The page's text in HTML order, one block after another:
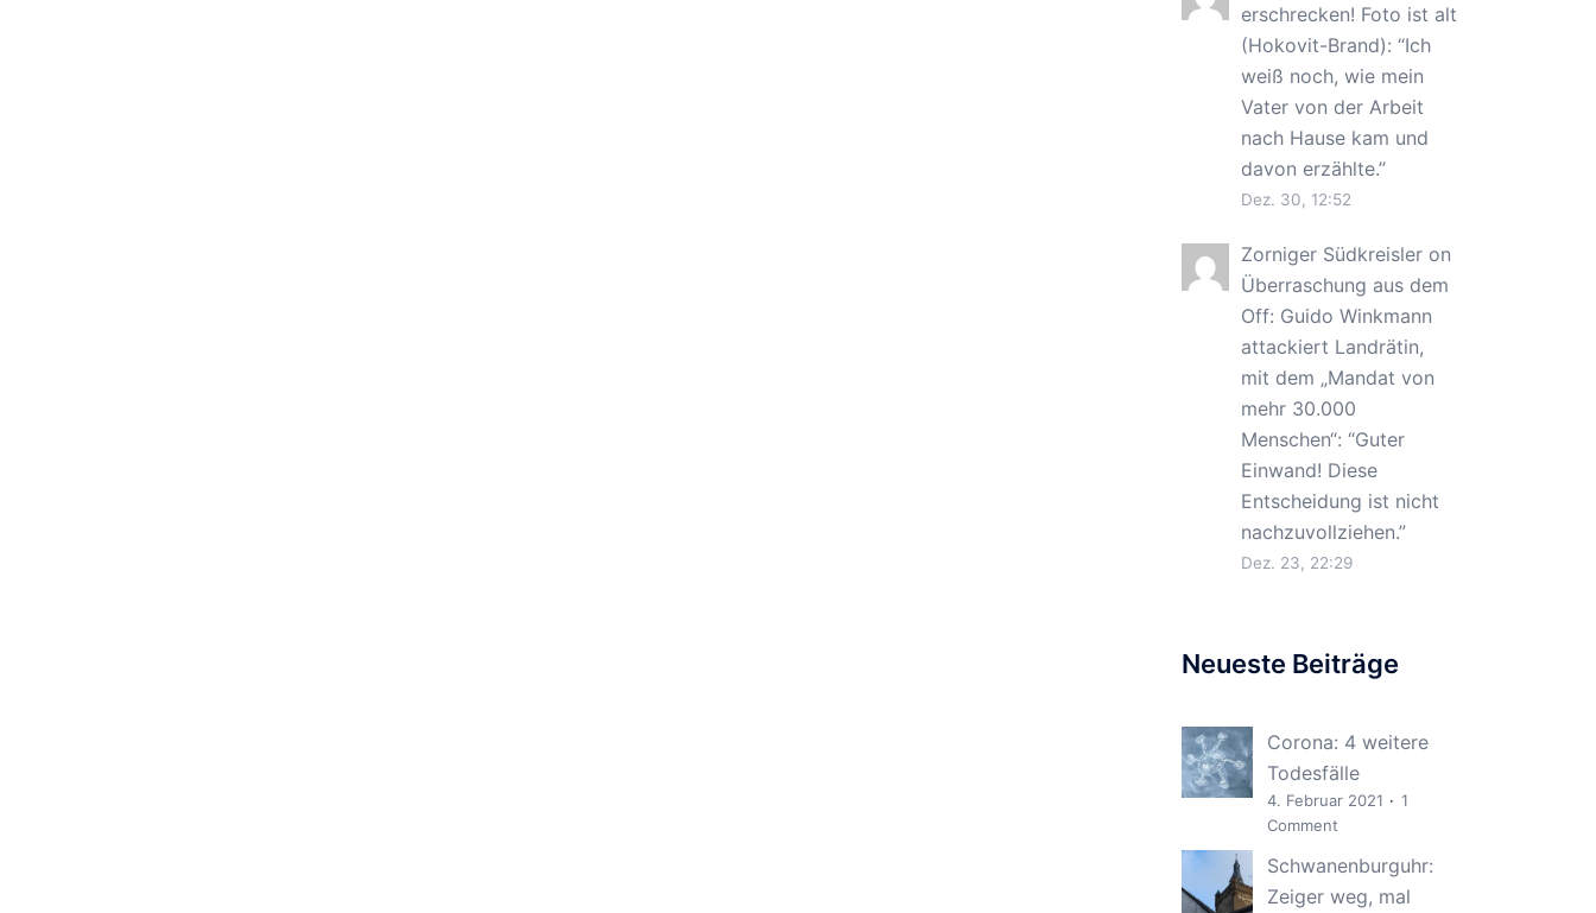
erschrecken! Foto ist alt
(Hokovit-Brand): “Ich
weiß noch, wie mein
Vater von der Arbeit
nach Hause kam und
davon erzählte.”
Dez. 30, 12:52
Zorniger Südkreisleron
Überraschung aus dem
Off: Guido Winkmann
attackiert Landrätin,
mit dem „Mandat von
mehr 30.000
Menschen“: “Guter
Einwand! Diese
Entscheidung ist nicht
nachzuvollziehen.”
Dez. 23, 22:29
Neueste Beiträge
Corona: 4 weitere
Todesfälle
4. Februar 2021
1
Comment
Schwanenburguhr:
Zeiger weg, mal